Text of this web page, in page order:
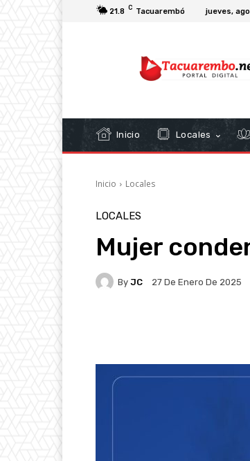
21.8 C Tacuarembó jueves,
Inicio Locales
Inicio Locales
LOCALES
Mujer
By JC 27 De Enero De 2025